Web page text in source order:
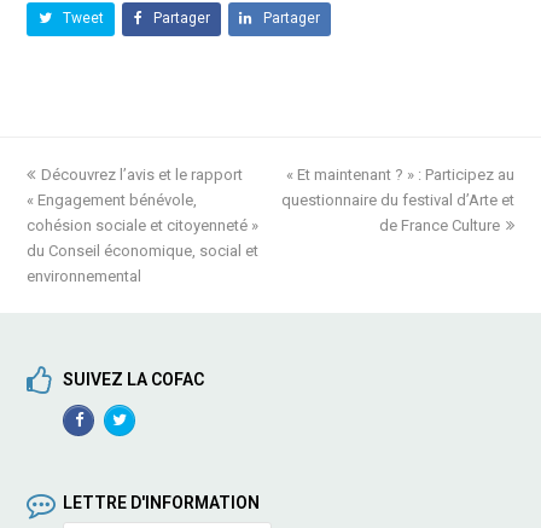
Tweet Partager Partager
previous
post:
Découvrez l’avis et le rapport
« Engagement bénévole,
cohésion sociale et citoyenneté »
du Conseil économique, social et
environnemental
next
post:
« Et maintenant ? » : Participez au
questionnaire du festival d’Arte et
de France Culture
SUIVEZ LA COFAC
FacebookTwitterProfile
LETTRE D'INFORMATION